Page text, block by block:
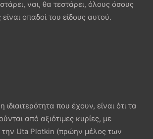
ναι, θα τεστάρει, όλους όσους
οπαδοί του είδους αυτού.
ιδιαιτερότητα που έχουν, είναι ότι τα
από αξιότιμες κυρίες, με
την Uta Plotkin (πρώην μέλος των